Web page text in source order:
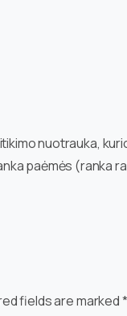
nuotrauka,
paėmės (ranka
fields are marked *